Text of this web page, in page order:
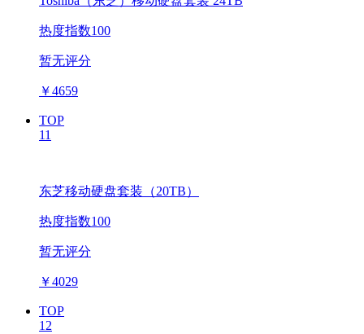
热度指数100
暂无评分
￥4659
TOP
11
东芝移动硬盘套装（20TB）
热度指数100
暂无评分
￥4029
TOP
12